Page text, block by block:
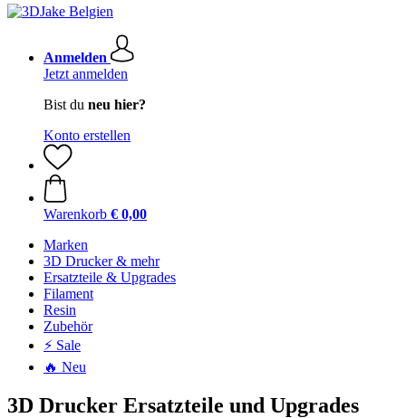
Anmelden
Jetzt anmelden
Bist du neu hier?
Konto erstellen
Warenkorb € 0,00
Marken
3D Drucker & mehr
Ersatzteile & Upgrades
Filament
Resin
Zubehör
⚡ Sale
🔥 Neu
3D Drucker Ersatzteile und Upgrades